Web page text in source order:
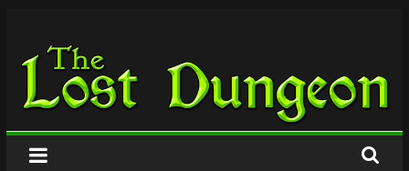
springen
The
Lost
Dungeon